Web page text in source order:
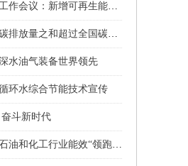
增可再生能源和原料用能不纳入能源消费总量控制
排放总量74% 协同行动，六大行业协会按下碳排放管理员人才培育“启动键”
水油气装备世界领先
环水综合节能技术宣传
斗新时代
和化工行业能效“领跑者”发布